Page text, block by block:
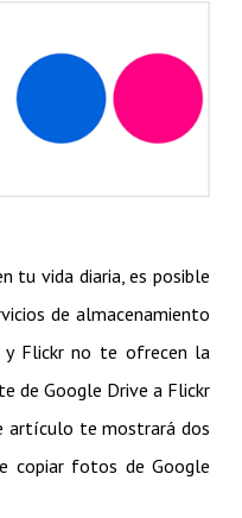
tu vida diaria, es posible
de almacenamiento
y Flickr no te ofrecen la
de Google Drive a Flickr
artículo te mostrará dos
copiar fotos de Google